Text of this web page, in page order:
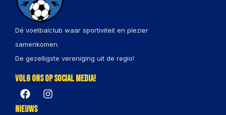
Dé voetbalclub waar sportiviteit en plezier
samenkomen.
De gezelligste vereniging uit de regio!
Volg ons op social media!
Nieuws